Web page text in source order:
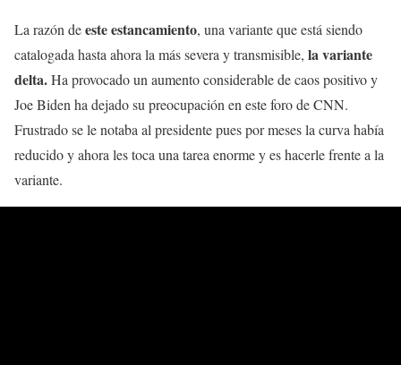
La razón deeste estancamiento, una variante que está siendo
catalogada hasta ahora la más severa y transmisible, la variante
delta.Ha provocado un aumento considerable de caos positivo y
Joe Biden ha dejado su preocupación en este foro de CNN.
Frustrado se le notaba al presidente pues por meses la curva había
reducido y ahora les toca una tarea enorme y es hacerle frente a la
variante.